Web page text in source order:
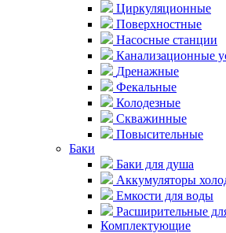
Циркуляционные
Поверхностные
Насосные станции
Канализационные
Дренажные
Фекальные
Колодезные
Скважинные
Повысительные
Баки
Баки для душа
Аккумуляторы
Емкости для воды
Расширительные
Комплектующие